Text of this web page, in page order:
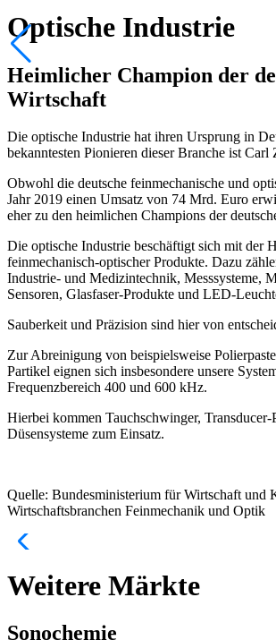
Optische Industrie
Heimlicher Champion der
Wirtschaft
Die optische Industrie hat ihren Ursprung in
bekanntesten Pionieren dieser Branche ist Carl
Obwohl die deutsche feinmechanische und
Jahr 2019 einen Umsatz von 74 Mrd. Euro
eher zu den heimlichen Champions der
Die optische Industrie beschäftigt sich mit der
feinmechanisch-optischer Produkte. Dazu
Industrie- und Medizintechnik, Messsysteme,
Sensoren, Glasfaser-Produkte und LED-
Sauberkeit und Präzision sind hier von
Zur Abreinigung von beispielsweise
Partikel eignen sich insbesondere unsere
Frequenzbereich 400 und 600 kHz.
Hierbei kommen Tauchschwinger, Transducer-
Düsensysteme zum Einsatz.
Quelle: Bundesministerium für Wirtschaft und
Wirtschaftsbranchen Feinmechanik und Optik
Weitere Märkte
Sonochemie